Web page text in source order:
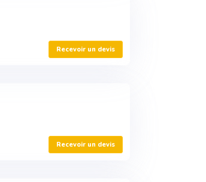
Recevoir un devis
Recevoir un devis